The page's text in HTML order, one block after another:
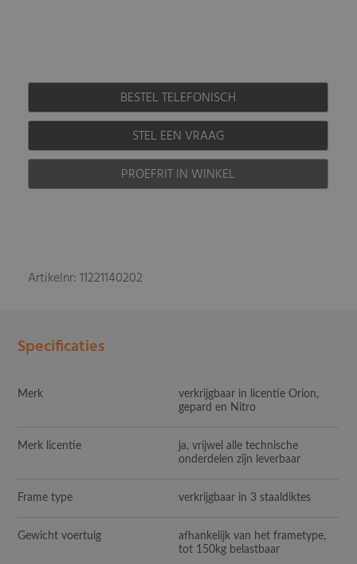
BESTEL TELEFONISCH
STEL EEN VRAAG
PROEFRIT IN WINKEL
Artikelnr: 11221140202
Specificaties
Merk
verkrijgbaar in licentie Orion,
gepard en Nitro
Merk licentie
ja, vrijwel alle technische
onderdelen zijn leverbaar
Frame type verkrijgbaar in 3 staaldiktes
Gewicht voertuig
afhankelijk van het frametype,
tot 150kg belastbaar